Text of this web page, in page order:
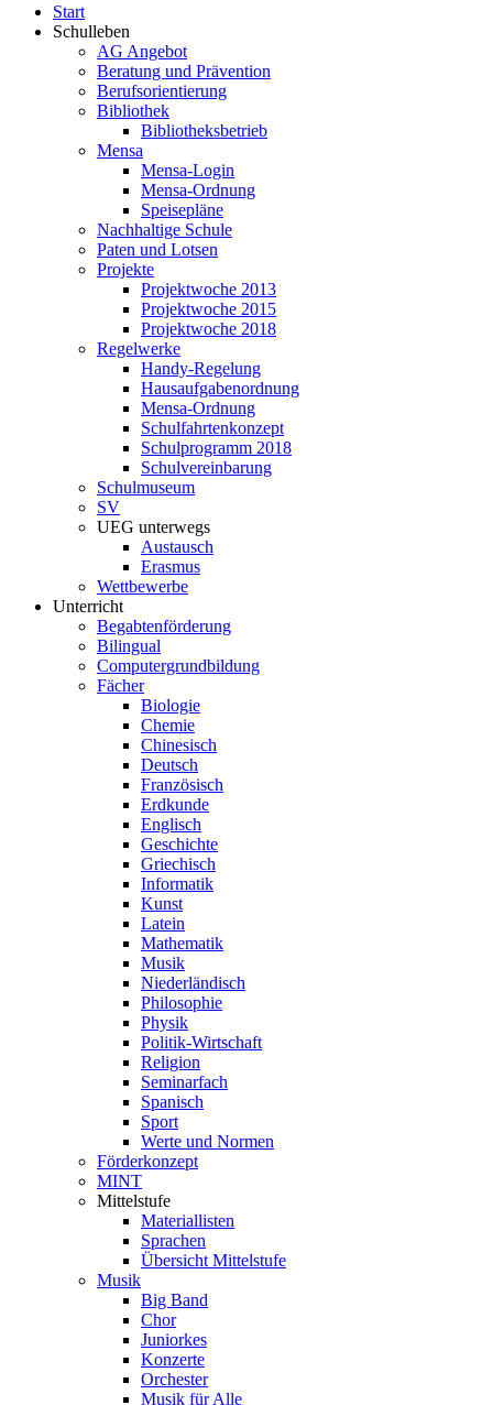
Start
Schulleben
AG Angebot
Beratung und Prävention
Berufsorientierung
Bibliothek
Bibliotheksbetrieb
Mensa
Mensa-Login
Mensa-Ordnung
Speisepläne
Nachhaltige Schule
Paten und Lotsen
Projekte
Projektwoche 2013
Projektwoche 2015
Projektwoche 2018
Regelwerke
Handy-Regelung
Hausaufgabenordnung
Mensa-Ordnung
Schulfahrtenkonzept
Schulprogramm 2018
Schulvereinbarung
Schulmuseum
SV
UEG unterwegs
Austausch
Erasmus
Wettbewerbe
Unterricht
Begabtenförderung
Bilingual
Computergrundbildung
Fächer
Biologie
Chemie
Chinesisch
Deutsch
Französisch
Erdkunde
Englisch
Geschichte
Griechisch
Informatik
Kunst
Latein
Mathematik
Musik
Niederländisch
Philosophie
Physik
Politik-Wirtschaft
Religion
Seminarfach
Spanisch
Sport
Werte und Normen
Förderkonzept
MINT
Mittelstufe
Materiallisten
Sprachen
Übersicht Mittelstufe
Musik
Big Band
Chor
Juniorkes
Konzerte
Orchester
Musik für Alle